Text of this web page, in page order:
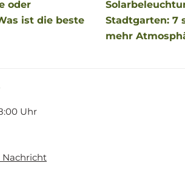
oder
ist die beste
Stadtgarten: 7
mehr
Uhr
Nachricht